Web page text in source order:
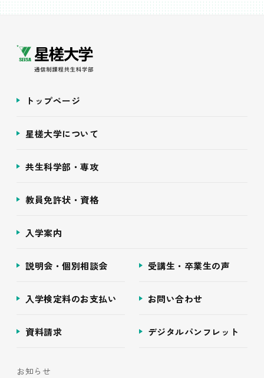
トップページ
星槎大学について
共生科学部・専攻
教員免許状・資格
入学案内
説明会・個別相談会 受講生・卒業生の声
入学検定料のお支払い お問い合わせ
資料請求 デジタルパンフレット
お知らせ